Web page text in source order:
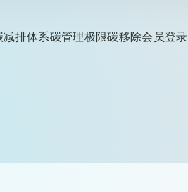
减排体系碳管理极限碳移除会员登录